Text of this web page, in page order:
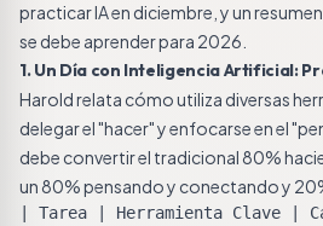
practicar IA en diciembre, y un
se debe aprender para 2026.
1. Un Día con Inteligencia Artificial:
Harold relata cómo utiliza diversas
delegar el "hacer" y enfocarse en el
debe convertir el tradicional 80%
un 80% pensando y conectando y
| Tarea | Herramienta Clave |